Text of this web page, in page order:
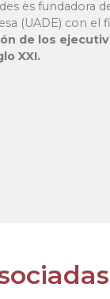
es fundadora
(UADE) con el
de los
XXI.